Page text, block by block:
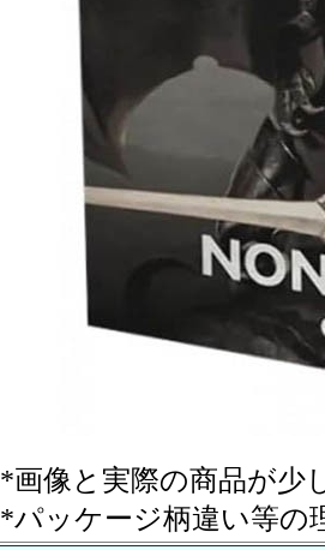
*画像と実際の商品が少
*パッケージ柄違い等の